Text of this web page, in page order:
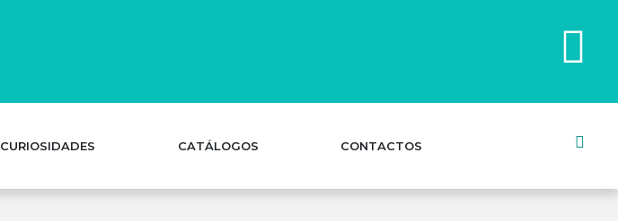
CURIOSIDADES CATÁLOGOS CONTACTOS